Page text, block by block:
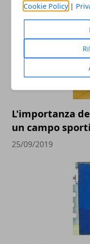
Cookie Policy |
ARTICOLI CORRELATI
L'importanza
un campo
25/09/2019